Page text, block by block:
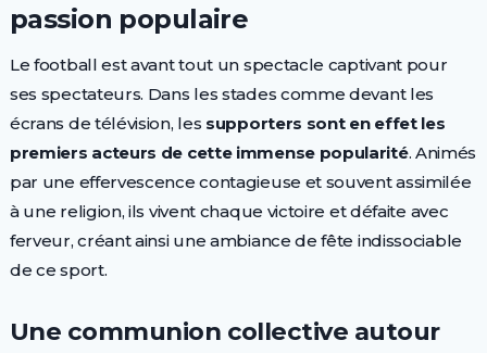
passion populaire
Le football est avant tout un spectacle captivant pour
ses spectateurs. Dans les stades comme devant les
écrans de télévision, les supporters sont en effet les
premiers acteurs de cette immense popularité. Animés
par une effervescence contagieuse et souvent assimilée
à une religion, ils vivent chaque victoire et défaite avec
ferveur, créant ainsi une ambiance de fête indissociable
de ce sport.
Une communion collective autour